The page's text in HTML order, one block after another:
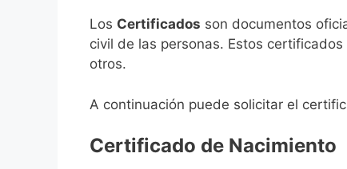
Los Certificados son documentos
civil de las personas. Estos
otros.
A continuación puede solicitar el
Certificado de Nacimiento